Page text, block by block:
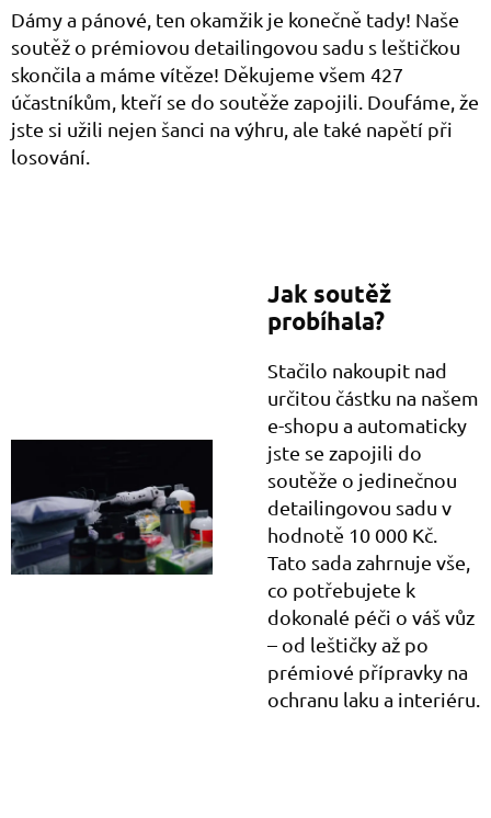
Dámy a pánové, ten okamžik je konečně tady! Naše
soutěž o prémiovou detailingovou sadu s leštičkou
skončila a máme vítěze! Děkujeme všem 427
účastníkům, kteří se do soutěže zapojili. Doufáme, že
jste si užili nejen šanci na výhru, ale také napětí při
losování.
Jak soutěž
probíhala?
Stačilo nakoupit nad
určitou částku na našem
e-shopu a automaticky
jste se zapojili do
soutěže o jedinečnou
detailingovou sadu v
hodnotě 10 000 Kč.
Tato sada zahrnuje vše,
co potřebujete k
dokonalé péči o váš vůz
– od leštičky až po
prémiové přípravky na
ochranu laku a interiéru.